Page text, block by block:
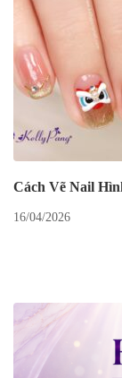
Cách Vẽ Nail
16/04/2026